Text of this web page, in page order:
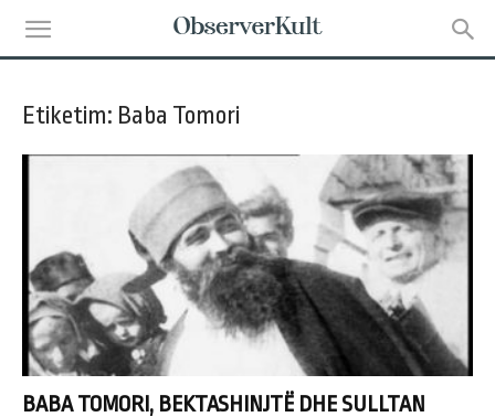
Etiketim: Baba Tomori
BABA TOMORI, BEKTASHINJTË DHE SULLTAN